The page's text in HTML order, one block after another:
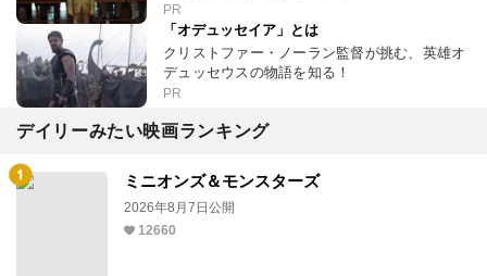
PR
「オデュッセイア」とは
クリストファー・ノーラン監督が挑む、英雄オ
デュッセウスの物語を知る！
PR
デイリーみたい映画ランキング
ミニオンズ＆モンスターズ
2026年8月7日公開
12660